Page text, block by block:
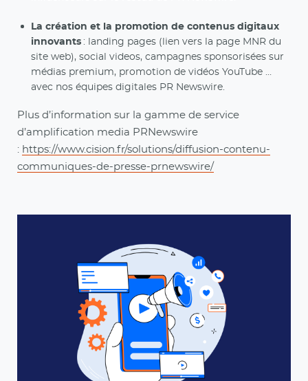
La création et la promotion de contenus digitaux
innovants : landing pages (lien vers la page MNR du
site web), social videos, campagnes sponsorisées sur
médias premium, promotion de vidéos YouTube …
avec nos équipes digitales PR Newswire.
Plus d’information sur la gamme de service
d’amplification media PRNewswire
: https://www.cision.fr/solutions/diffusion-contenu-
communiques-de-presse-prnewswire/